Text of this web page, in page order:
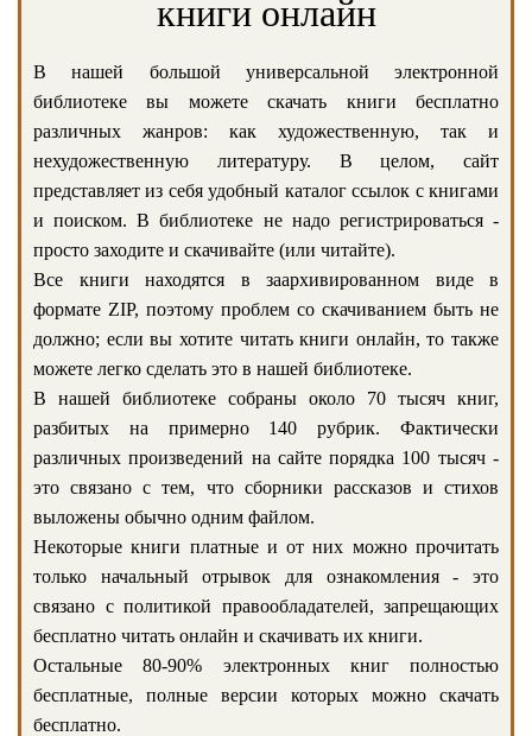
книги онлайн
В нашей большой универсальной электронной
библиотеке вы можете скачать книги бесплатно
различных жанров: как художественную, так и
нехудожественную литературу. В целом, сайт
представляет из себя удобный каталог ссылок с книгами
и поиском. В библиотеке не надо регистрироваться -
просто заходите и скачивайте (или читайте).
Все книги находятся в заархивированном виде в
формате ZIP, поэтому проблем со скачиванием быть не
должно; если вы хотите читать книги онлайн, то также
можете легко сделать это в нашей библиотеке.
В нашей библиотеке собраны около 70 тысяч книг,
разбитых на примерно 140 рубрик. Фактически
различных произведений на сайте порядка 100 тысяч -
это связано с тем, что сборники рассказов и стихов
выложены обычно одним файлом.
Некоторые книги платные и от них можно прочитать
только начальный отрывок для ознакомления - это
связано с политикой правообладателей, запрещающих
бесплатно читать онлайн и скачивать их книги.
Остальные 80-90% электронных книг полностью
бесплатные, полные версии которых можно скачать
бесплатно.